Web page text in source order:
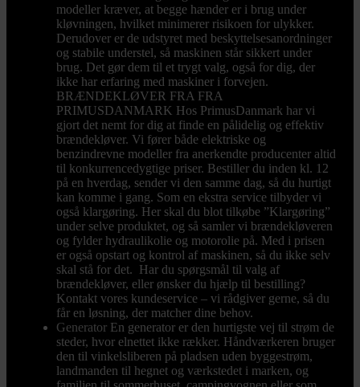
modeller kræver, at begge hænder er i brug under
kløvningen, hvilket minimerer risikoen for ulykker.
Derudover er de udstyret med beskyttelsesanordninger
og stabile understel, så maskinen står sikkert under
brug. Det gør dem til et trygt valg, også for dig, der
ikke har erfaring med maskiner i forvejen.
BRÆNDEKLØVER FRA FRA
PRIMUSDANMARK Hos PrimusDanmark har vi
gjort det nemt for dig at finde en pålidelig og effektiv
brændekløver. Vi fører både elektriske og
benzindrevne modeller fra anerkendte producenter altid
til konkurrencedygtige priser. Bestiller du inden kl. 12
på en hverdag, sender vi den samme dag, så du hurtigt
kan komme i gang. Som en ekstra service tilbyder vi
også klargøring. Her skal du blot tilkøbe ”Klargøring”
under selve produktet, og så samler vi brændekløveren
og fylder hydraulikolie og motorolie på. Med i prisen
er også opstart og kontrol af maskinen, så du ikke selv
skal stå for det. Har du spørgsmål til valg af
brændekløver, eller ønsker du hjælp til bestilling?
Kontakt vores kundeservice – vi rådgiver gerne, så du
får en løsning, der matcher dine behov.
Generator En generator er den hurtigste vej til strøm de
steder, hvor elnettet ikke rækker. Håndværkeren bruger
den til vinkelsliberen på pladsen uden byggestrøm,
landmanden til hegnet og værkstedet i marken, og